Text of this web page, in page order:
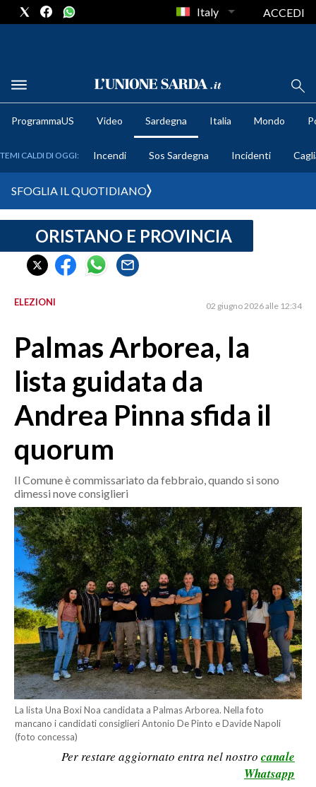
METEO
CRONACA SARDEGNA
CAGLIARI
SULCIS IGLESIENTE
ORISTANO E PROVINCIA
GALLURA
NUORO E PROVINCIA
OGLIASTRA
AGENDA
CRONACA
ITALIA
MONDO
POLITICA
ECONOMIA
SERVIZI ALLE IMPRESE
LAVORO
BANDI
SPORT IN SARDEGNA
SPORT
RISULTATI E CLASSIFICHE
Italy ACCEDI
ProgrammaUS Video Sardegna Italia Mondo
TEMI CALDI DI OGGI: Incendi Sos Sardegna Incidenti
SFOGLIA IL QUOTIDIANO
ORISTANO E PROVINCIA
ELEZIONI 02 giugno 2026 alle 12:34
Palmas Arborea, la
lista guidata da
Andrea Pinna sfida il
quorum
Il Comune è commissariato da febbraio, quando si sono
dimessi nove consiglieri
La lista Una Boxi Noa candidata a Palmas Arborea. Nella foto
mancano i candidati consiglieri Antonio De Pinto e Davide Napoli
(foto concessa)
Per restare aggiornato entra nel nostro canale
Whatsapp